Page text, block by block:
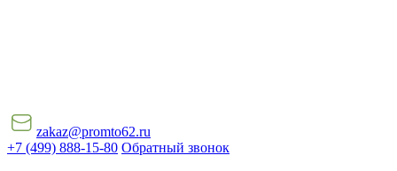
zakaz@promto62.ru
+7 (499) 888-15-80 Обратный звонок